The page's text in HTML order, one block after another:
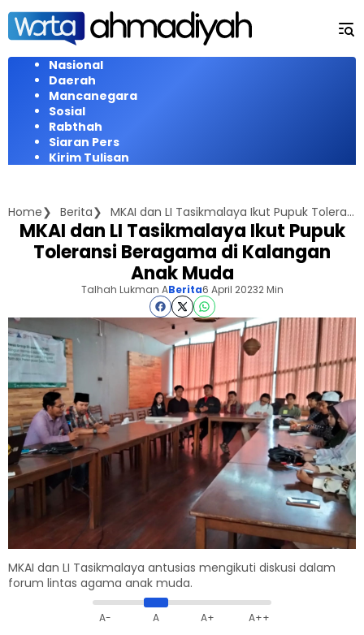
Langsung
konten
Nasional
Daerah
Mancanegara
Sosial
Rabthah
Siaran Pers
Kirim Tulisan
Home Berita MKAI dan LI Tasikmalaya Ikut Pupuk Toleransi Beragama di Kalangan Anak Muda
MKAI dan LI Tasikmalaya Ikut Pupuk
Toleransi Beragama di Kalangan
Anak Muda
Talhah Lukman ABerita6 April 20232 Min
MKAI dan LI Tasikmalaya antusias mengikuti diskusi dalam
forum lintas agama anak muda.
A- A A+ A++